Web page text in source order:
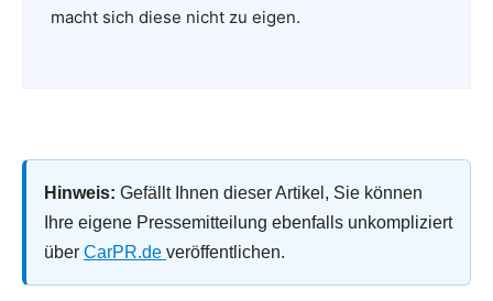
macht sich diese nicht zu eigen.
Hinweis: Gefällt Ihnen dieser Artikel, Sie können
Ihre eigene Pressemitteilung ebenfalls unkompliziert
über CarPR.de veröffentlichen.